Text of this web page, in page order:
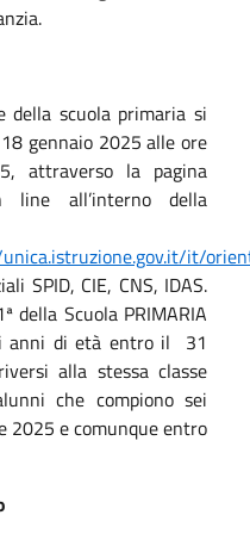
della scuola primaria si
gennaio 2025 alle ore
attraverso la pagina
line all’interno della
it/
SPID, CIE, CNS, IDAS.
della Scuola PRIMARIA
anni di età entro il 31
alla stessa classe
che compiono sei
2025 e comunque entro